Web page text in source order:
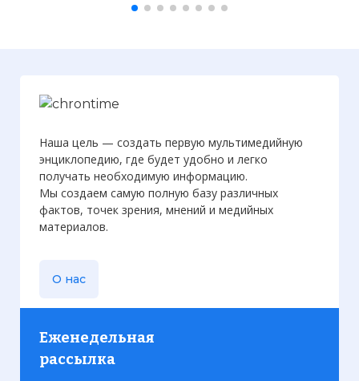
Наша цель — создать первую мультимедийную
энциклопедию, где будет удобно и легко
получать необходимую информацию.
Мы создаем самую полную базу различных
фактов, точек зрения, мнений и медийных
материалов.
О нас
Еженедельная
рассылка